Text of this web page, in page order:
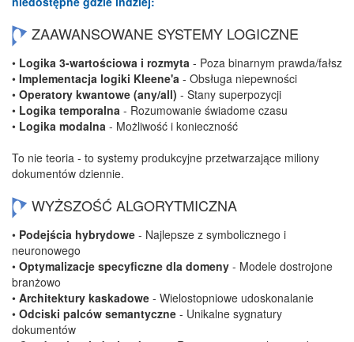
ZAAWANSOWANE SYSTEMY LOGICZNE
• Logika 3-wartościowa i rozmyta - Poza binarnym prawda/fałsz
• Implementacja logiki Kleene'a - Obsługa niepewności
• Operatory kwantowe (any/all) - Stany superpozycji
• Logika temporalna - Rozumowanie świadome czasu
• Logika modalna - Możliwość i konieczność
To nie teoria - to systemy produkcyjne przetwarzające miliony
dokumentów dziennie.
WYŻSZOŚĆ ALGORYTMICZNA
• Podejścia hybrydowe - Najlepsze z symbolicznego i
neuronowego
• Optymalizacje specyficzne dla domeny - Modele dostrojone
branżowo
• Architektury kaskadowe - Wielostopniowe udoskonalanie
• Odciski palców semantyczne - Unikalne sygnatury
dokumentów